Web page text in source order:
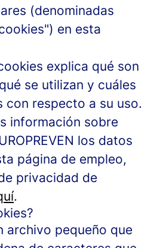
(denominadas
en esta
explica qué son
se utilizan y cuáles
con respecto a su uso.
información sobre
los datos
página de empleo,
privacidad de
.
archivo pequeño que